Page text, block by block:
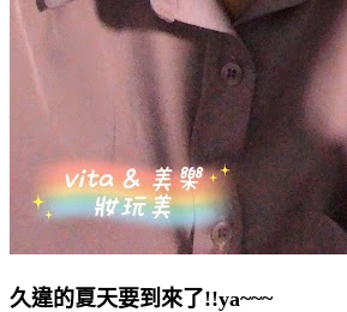
久違的夏天要到來了!!ya~~~